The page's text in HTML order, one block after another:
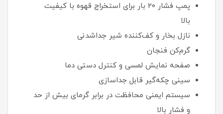
پمپ فشار ۲۰ بار برای استخراج قهوه با کیفیت
بالا
نازل بخار و کف‌کننده شیر جداشدنی
گرم‌کن فنجان
صفحه نمایش لمسی و کنترل دستی دما
سینی چکه‌گیر قابل جداسازی
سیستم ایمنی محافظت در برابر گرمای بیش از حد
و فشار بالا